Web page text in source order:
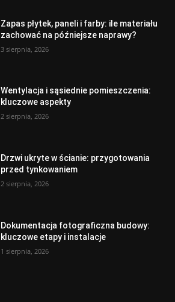
Zapas płytek, paneli i farby: ile materiału
zachować na późniejsze naprawy?
3 sierpnia, 2026
Wentylacja i sąsiednie pomieszczenia:
kluczowe aspekty
2 sierpnia, 2026
Drzwi ukryte w ścianie: przygotowania
przed tynkowaniem
2 sierpnia, 2026
Dokumentacja fotograficzna budowy:
kluczowe etapy i instalacje
1 sierpnia, 2026